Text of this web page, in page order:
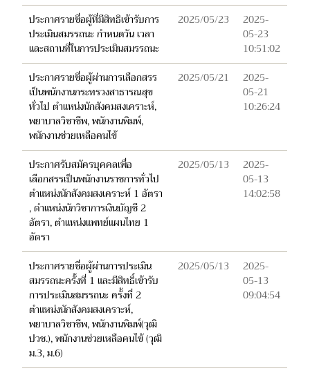
ประกาศรายชื่อผู้ที่มีสิทธิเข้ารับการ
ประเมินสมรรถนะ กำหนดวัน เวลา
และสถานที่ในการประเมินสมรรถนะ
2025/05/23
2025-
05-23
10:51:02
ประกาศรายชื่อผู้ผ่านการเลือกสรร
เป็นพนักงานกระทรวงสาธารณสุข
ทั่วไป ตำแหน่งนักสังคมสงเคราะห์,
พยาบาลวิชาชีพ, พนักงานพิมพ์,
พนักงานช่วยเหลือคนไข้
2025/05/21
2025-
05-21
10:26:24
ประกาศรับสมัครบุคคลเพื่อ
เลือกสรรเป็นพนักงานราชการทั่วไป
ตำแหน่งนักสังคมสงเคราะห์ 1 อัตรา
, ตำแหน่งนักวิชาการเงินบัญชี 2
อัตรา, ตำแหน่งแพทย์แผนไทย 1
อัตรา
2025/05/13
2025-
05-13
14:02:58
ประกาศรายชื่อผู้ผ่านการประเมิน
สมรรถนะครั้งที่ 1 และมีสิทธิ์เข้ารับ
การประเมินสมรรถนะ ครั้งที่ 2
ตำแหน่งนักสังคมสงเคราะห์,
พยาบาลวิชาชีพ, พนักงานพิมพ์(วุฒิ
ปวช.), พนักงานช่วยเหลือคนไข้ (วุฒิ
ม.3, ม.6)
2025/05/13
2025-
05-13
09:04:54